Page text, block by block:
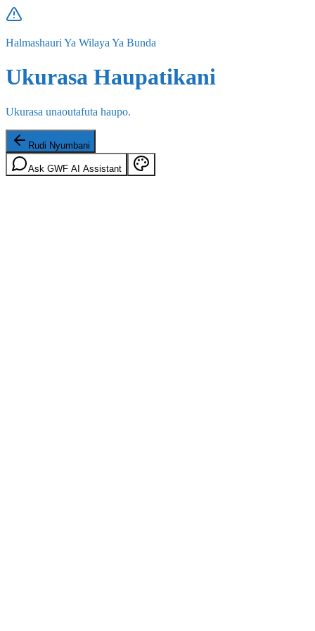
Halmashauri Ya Wilaya Ya Bunda
Ukurasa Haupatikani
Ukurasa unaoutafuta haupo.
Rudi Nyumbani
Ask GWF AI Assistant